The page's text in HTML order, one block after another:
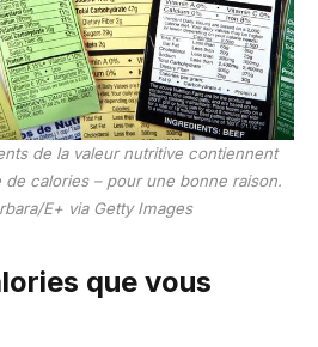
de la valeur nutritive contiennent
calories – pour une bonne raison.
E+ via Getty Images
que vous